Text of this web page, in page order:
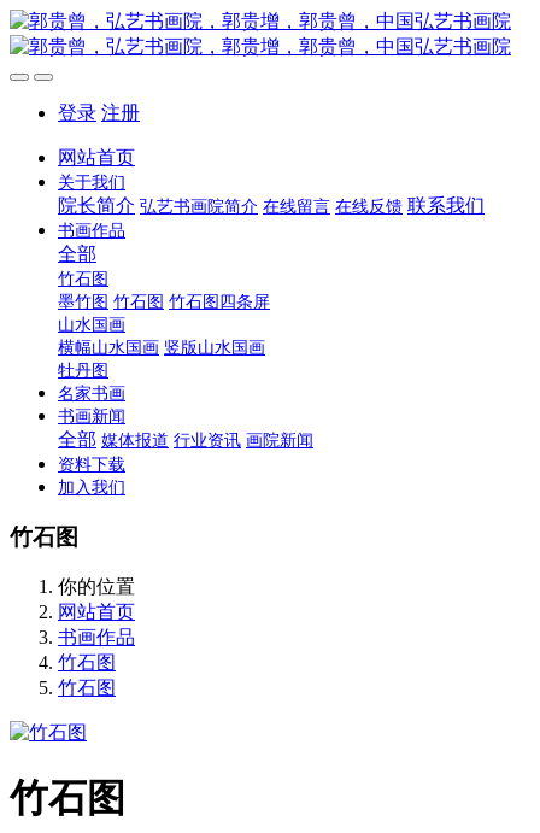
登录 注册
网站首页
关于我们
院长简介 弘艺书画院简介 在线留言 在线反馈 联系我们
书画作品
全部
竹石图
墨竹图 竹石图 竹石图四条屏
山水国画
横幅山水国画 竖版山水国画
牡丹图
名家书画
书画新闻
全部 媒体报道 行业资讯 画院新闻
资料下载
加入我们
竹石图
你的位置
网站首页
书画作品
竹石图
竹石图
竹石图